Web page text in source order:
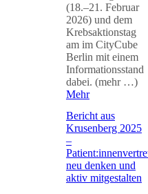
(18.–21. Februar
2026) und dem
Krebsaktionstag
am im CityCube
Berlin mit einem
Informationsstand
dabei. (mehr …)
Mehr
Bericht aus
Krusenberg 2025
–
neu denken und
aktiv mitgestalten